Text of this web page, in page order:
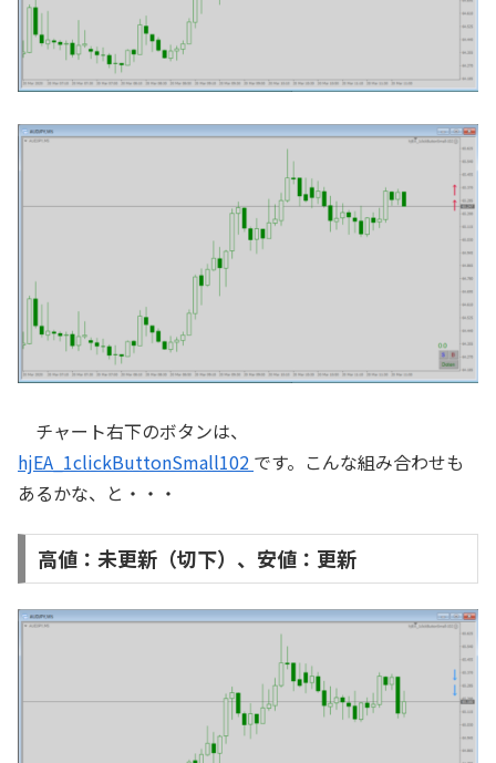
チャート右下のボタンは、
hjEA_1clickButtonSmall102 です。こんな組み合わせも
あるかな、と・・・
高値：未更新（切下）、安値：更新